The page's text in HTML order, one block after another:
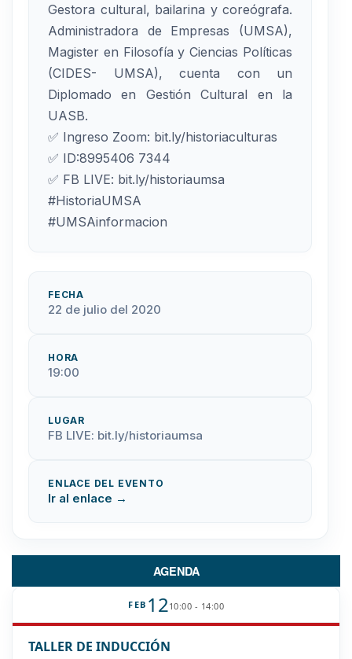
Gestora cultural, bailarina y coreógrafa.
Administradora de Empresas (UMSA),
Magister en Filosofía y Ciencias Políticas
(CIDES- UMSA), cuenta con un
Diplomado en Gestión Cultural en la
UASB.
✅ Ingreso Zoom: bit.ly/historiaculturas
✅ ID:8995406 7344
✅ FB LIVE: bit.ly/historiaumsa
#HistoriaUMSA
#UMSAinformacion
FECHA
22 de julio del 2020
HORA
19:00
LUGAR
FB LIVE: bit.ly/historiaumsa
ENLACE DEL EVENTO
Ir al enlace →
AGENDA
FEB 1210:00 - 14:00
TALLER DE INDUCCIÓN